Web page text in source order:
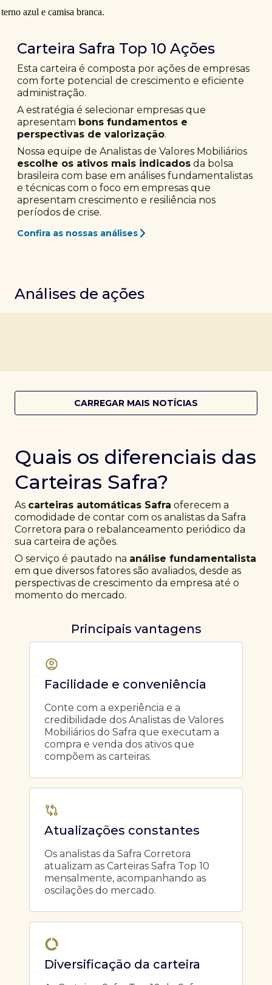
Carteira Safra Top 10 Ações
Esta carteira é composta por ações de empresas
com forte potencial de crescimento e eficiente
administração.
A estratégia é selecionar empresas que
apresentam bons fundamentos e
perspectivas de valorização.
Nossa equipe de Analistas de Valores Mobiliários
escolhe os ativos mais indicados da bolsa
brasileira com base em análises fundamentalistas
e técnicas com o foco em empresas que
apresentam crescimento e resiliência nos
períodos de crise.
Confira as nossas análises
Análises de ações
CARREGAR MAIS NOTÍCIAS
Quais os diferenciais das
Carteiras Safra?
As carteiras automáticas Safra oferecem a
comodidade de contar com os analistas da Safra
Corretora para o rebalanceamento periódico da
sua carteira de ações.
O serviço é pautado na análise fundamentalista
em que diversos fatores são avaliados, desde as
perspectivas de crescimento da empresa até o
momento do mercado.
Principais vantagens
Facilidade e conveniência
Conte com a experiência e a
credibilidade dos Analistas de Valores
Mobiliários do Safra que executam a
compra e venda dos ativos que
compõem as carteiras.
Atualizações constantes
Os analistas da Safra Corretora
atualizam as Carteiras Safra Top 10
mensalmente, acompanhando as
oscilações do mercado.
Diversificação da carteira